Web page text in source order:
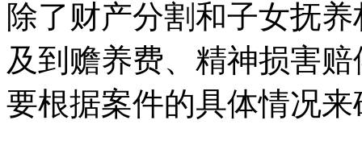
除了财产分割和子女抚
及到赡养费、精神损害
要根据案件的具体情况来